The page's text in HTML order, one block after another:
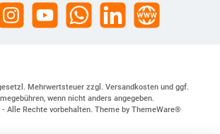
Mehrwertsteuer zzgl. Versandkosten und ggf.
wenn nicht anders angegeben.
Alle Rechte vorbehalten. Theme by ThemeWare®